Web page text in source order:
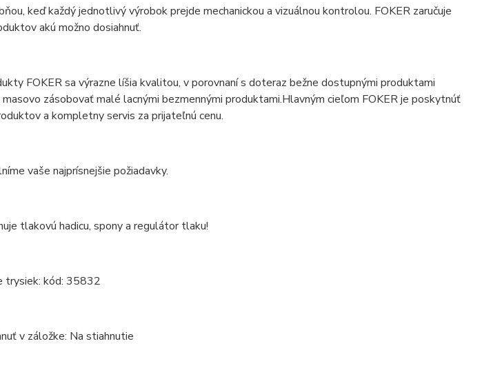
keď každý jednotlivý výrobok prejde mechanickou a vizuálnou kontrolou. FOKER zaručuje
akú možno dosiahnuť.
FOKER sa výrazne líšia kvalitou, v porovnaní s doteraz bežne dostupnými produktami
masovo zásobovať malé lacnými bezmennými produktami.Hlavným cieľom FOKER je poskytnúť
a kompletny servis za prijateľnú cenu.
vaše najprísnejšie požiadavky.
tlakovú hadicu, spony a regulátor tlaku!
trysiek: kód: 35832
v záložke: Na stiahnutie